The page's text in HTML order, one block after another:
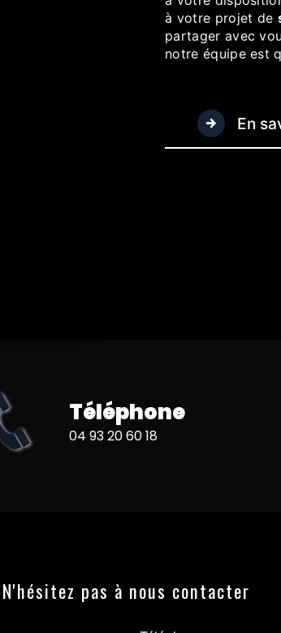
à votre projet de
partager avec
notre équipe est
En
Téléphone
04 93 20 60 18
N'hésitez pas à nous contacter